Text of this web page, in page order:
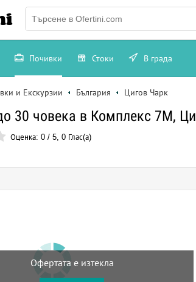
Почивки Стоки В града
и Екскурзии България Цигов Чарк
30 човека в Комплекс 7М,
Оценка: 0 / 5, 0 Глас(а)
Офертата е изтекла